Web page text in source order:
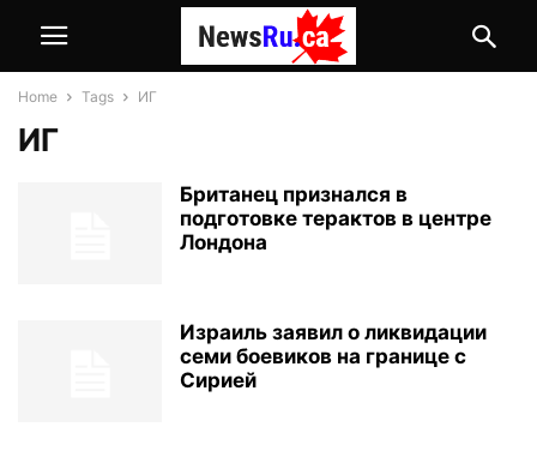
Home Tags ИГ
ИГ
Британец признался в
подготовке терактов в центре
Лондона
Израиль заявил о ликвидации
семи боевиков на границе с
Сирией